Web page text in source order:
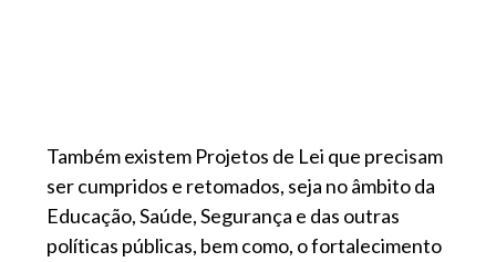
Também existem Projetos de Lei que precisam
ser cumpridos e retomados, seja no âmbito da
Educação, Saúde, Segurança e das outras
políticas públicas, bem como, o fortalecimento